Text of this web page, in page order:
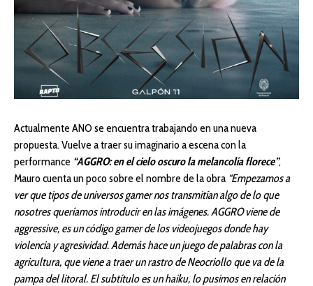
Actualmente ANO se encuentra trabajando en una nueva
propuesta. Vuelve a traer su imaginario a escena con la
performance “AGGRO: en el cielo oscuro la melancolía florece”,
Mauro cuenta un poco sobre el nombre de la obra “Empezamos a
ver que tipos de universos gamer nos transmitían algo de lo que
nosotres queríamos introducir en las imágenes. AGGRO viene de
aggressive, es un código gamer de los videojuegos donde hay
violencia y agresividad. Además hace un juego de palabras con la
agricultura, que viene a traer un rastro de Neocriollo que va de la
pampa del litoral. El subtítulo es un haiku, lo pusimos en relación